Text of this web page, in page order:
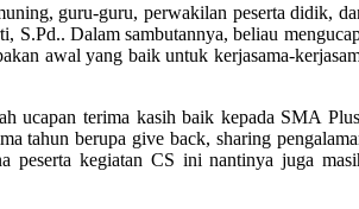
guru-guru, perwakilan peserta didik,
Dalam sambutannya, beliau
awal yang baik untuk kerjasama-
ucapan terima kasih baik kepada SMA
tahun berupa give back, sharing
kegiatan CS ini nantinya juga